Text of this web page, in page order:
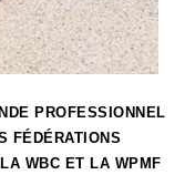
PROFESSIONNEL
FÉDÉRATIONS
WBC ET LA WPMF